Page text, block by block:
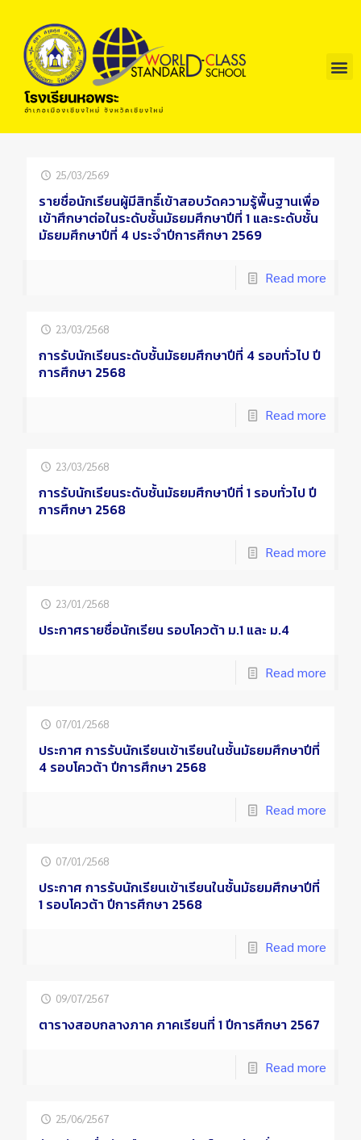
25/03/2569
รายชื่อนักเรียนผู้มีสิทธิ์เข้าสอบวัดความรู้พื้นฐานเพื่อ
เข้าศึกษาต่อในระดับชั้นมัธยมศึกษาปีที่ 1 และระดับชั้น
มัธยมศึกษาปีที่ 4 ประจำปีการศึกษา 2569
Read more
23/03/2568
การรับนักเรียนระดับชั้นมัธยมศึกษาปีที่ 4 รอบทั่วไป ปี
การศึกษา 2568
Read more
23/03/2568
การรับนักเรียนระดับชั้นมัธยมศึกษาปีที่ 1 รอบทั่วไป ปี
การศึกษา 2568
Read more
23/01/2568
ประกาศรายชื่อนักเรียน รอบโควต้า ม.1 และ ม.4
Read more
07/01/2568
ประกาศ การรับนักเรียนเข้าเรียนในชั้นมัธยมศึกษาปีที่
4 รอบโควต้า ปีการศึกษา 2568
Read more
07/01/2568
ประกาศ การรับนักเรียนเข้าเรียนในชั้นมัธยมศึกษาปีที่
1 รอบโควต้า ปีการศึกษา 2568
Read more
09/07/2567
ตารางสอบกลางภาค ภาคเรียนที่ 1 ปีการศึกษา 2567
Read more
25/06/2567